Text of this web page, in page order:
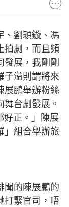
、劉穎鏇、馮
拍劇，而且頻
發展，我剛剛
子溢則謂將來
展鵬舉辦粉絲
台劇發展。
好正。」陳展
」組合舉辦旅
聞的陳展鵬的
打緊官司，唔